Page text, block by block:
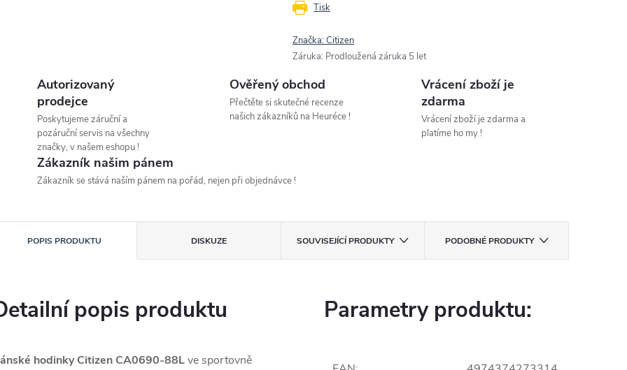
Tisk
Značka:Citizen
Záruka: Prodloužená záruka 5 let
Autorizovaný
prodejce
Poskytujeme záruční a
pozáruční servis na všechny
značky, v našem eshopu !
Ověřený obchod
Přečtěte si skutečné recenze
našich zákazníků na Heuréce !
Vrácení zboží je
zdarma
Vrácení zboží je zdarma a
platíme ho my !
Zákazník našim pánem
Zákazník se stává naším pánem na pořád, nejen při objednávce !
POPIS PRODUKTU DISKUZE SOUVISEJÍCÍ PRODUKTY PODOBNÉ PRODUKTY
popis produktu
hodinky Citizen CA0690-88Lve sportovně
Parametry produktu: